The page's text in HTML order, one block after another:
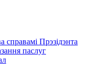
Прэзідэнта
паслуг